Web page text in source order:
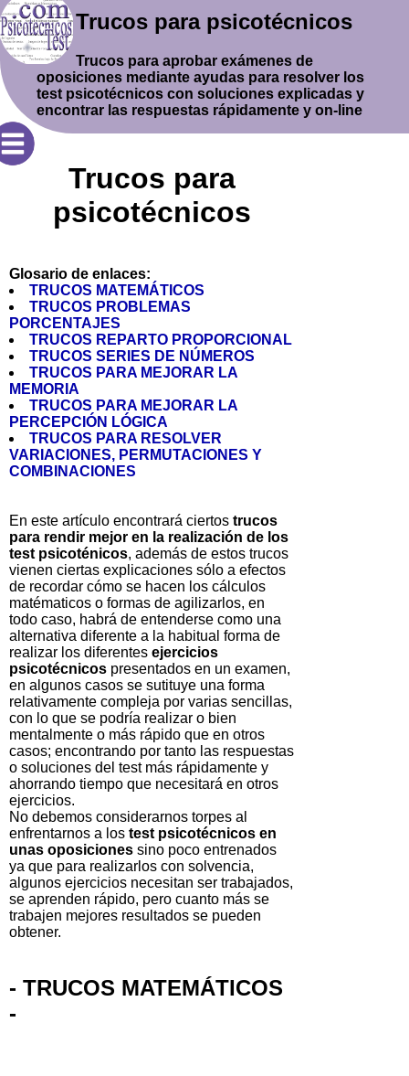
Trucos para psicotécnicos
Trucos para aprobar exámenes de
oposiciones mediante ayudas para resolver los
test psicotécnicos con soluciones explicadas y
encontrar las respuestas rápidamente y on-line
Trucos para
psicotécnicos
Glosario de enlaces:
TRUCOS MATEMÁTICOS
TRUCOS PROBLEMAS
PORCENTAJES
TRUCOS REPARTO PROPORCIONAL
TRUCOS SERIES DE NÚMEROS
TRUCOS PARA MEJORAR LA
MEMORIA
TRUCOS PARA MEJORAR LA
PERCEPCIÓN LÓGICA
TRUCOS PARA RESOLVER
VARIACIONES, PERMUTACIONES Y
COMBINACIONES
En este artículo encontrará ciertos trucos
para rendir mejor en la realización de los
test psicoténicos, además de estos trucos
vienen ciertas explicaciones sólo a efectos
de recordar cómo se hacen los cálculos
matématicos o formas de agilizarlos, en
todo caso, habrá de entenderse como una
alternativa diferente a la habitual forma de
realizar los diferentes ejercicios
psicotécnicos presentados en un examen,
en algunos casos se sutituye una forma
relativamente compleja por varias sencillas,
con lo que se podría realizar o bien
mentalmente o más rápido que en otros
casos; encontrando por tanto las respuestas
o soluciones del test más rápidamente y
ahorrando tiempo que necesitará en otros
ejercicios.
No debemos considerarnos torpes al
enfrentarnos a los test psicotécnicos en
unas oposiciones sino poco entrenados
ya que para realizarlos con solvencia,
algunos ejercicios necesitan ser trabajados,
se aprenden rápido, pero cuanto más se
trabajen mejores resultados se pueden
obtener.
- TRUCOS MATEMÁTICOS
-